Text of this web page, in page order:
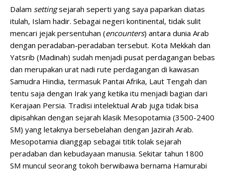
Dalam settingsejarah seperti yang saya paparkan diatas
itulah, Islam hadir. Sebagai negeri kontinental, tidak sulit
mencari jejak persentuhan (encounters) antara dunia Arab
dengan peradaban-peradaban tersebut. Kota Mekkah dan
Yatsrib (Madinah) sudah menjadi pusat perdagangan bebas
dan merupakan urat nadi rute perdagangan di kawasan
Samudra Hindia, termasuk Pantai Afrika, Laut Tengah dan
tentu saja dengan Irak yang ketika itu menjadi bagian dari
Kerajaan Persia. Tradisi intelektual Arab juga tidak bisa
dipisahkan dengan sejarah klasik Mesopotamia (3500-2400
SM) yang letaknya bersebelahan dengan Jazirah Arab.
Mesopotamia dianggap sebagai titik tolak sejarah
peradaban dan kebudayaan manusia. Sekitar tahun 1800
SM muncul seorang tokoh berwibawa bernama Hamurabi